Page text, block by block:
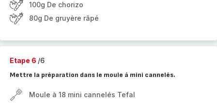
100g De chorizo
80g De gruyère râpé
Etape 6 /6
Mettre la préparation dans le moule à mini cannelés.
Moule à 18 mini cannelés Tefal